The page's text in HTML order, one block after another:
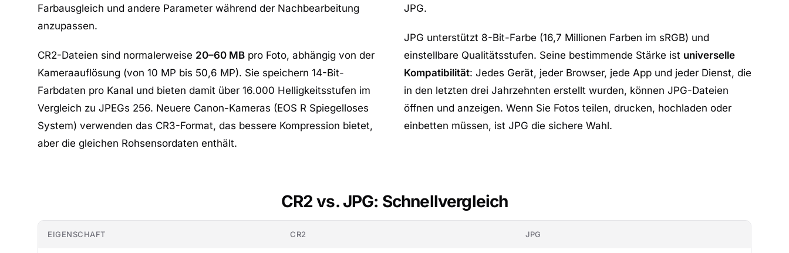
Farbausgleich und andere Parameter während der Nachbearbeitung
anzupassen.
CR2-Dateien sind normalerweise 20–60 MB pro Foto, abhängig von der
Kameraauflösung (von 10 MP bis 50,6 MP). Sie speichern 14-Bit-
Farbdaten pro Kanal und bieten damit über 16.000 Helligkeitsstufen im
Vergleich zu JPEGs 256. Neuere Canon-Kameras (EOS R Spiegelloses
System) verwenden das CR3-Format, das bessere Kompression bietet,
aber die gleichen Rohsensordaten enthält.
JPG.
JPG unterstützt 8-Bit-Farbe (16,7 Millionen Farben im sRGB) und
einstellbare Qualitätsstufen. Seine bestimmende Stärke ist universelle
Kompatibilität: Jedes Gerät, jeder Browser, jede App und jeder Dienst, die
in den letzten drei Jahrzehnten erstellt wurden, können JPG-Dateien
öffnen und anzeigen. Wenn Sie Fotos teilen, drucken, hochladen oder
einbetten müssen, ist JPG die sichere Wahl.
CR2 vs. JPG: Schnellvergleich
EIGENSCHAFT CR2 JPG